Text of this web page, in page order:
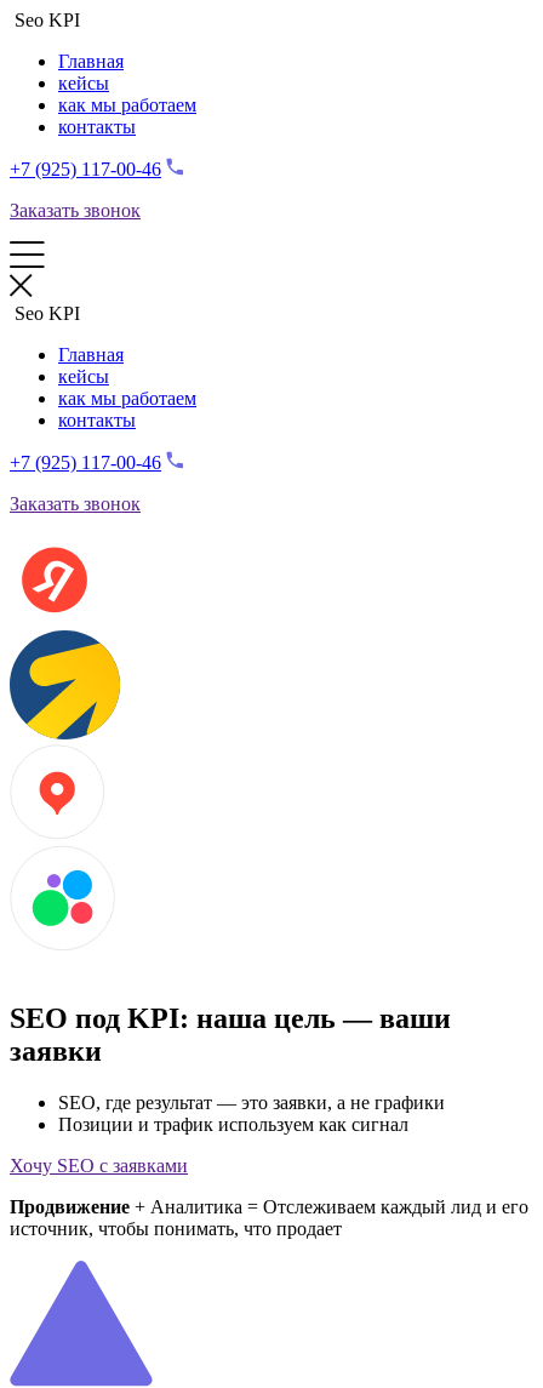
Seo KPI
Главная
кейсы
как мы работаем
контакты
+7 (925) 117-00-46
Заказать звонок
Seo KPI
Главная
кейсы
как мы работаем
контакты
+7 (925) 117-00-46
Заказать звонок
SEO под KPI: наша цель — ваши
заявки
SEO, где результат — это заявки, а не графики
Позиции и трафик используем как сигнал
Хочу SEO с заявками
Продвижение + Аналитика = Отслеживаем каждый лид и его
источник, чтобы понимать, что продает